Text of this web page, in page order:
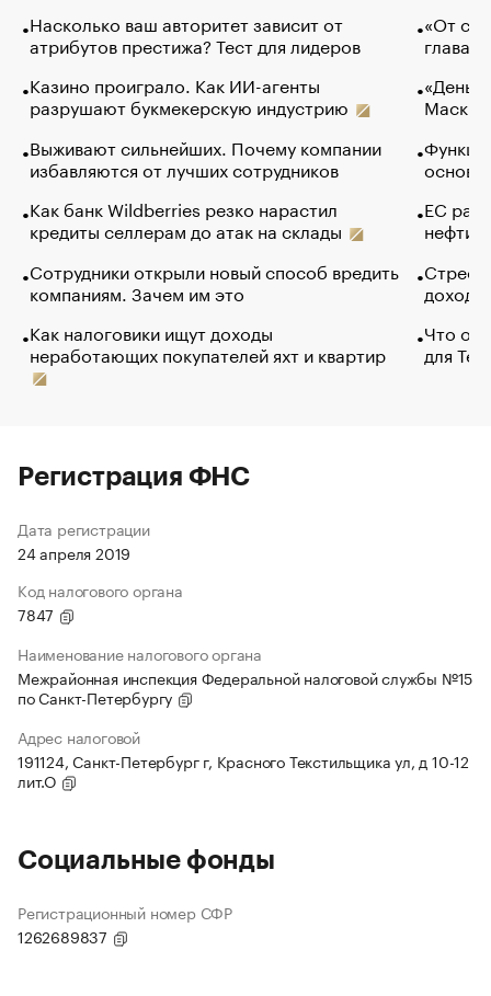
Насколько ваш авторитет зависит от
атрибутов престижа? Тест для лидеров
Казино проиграло. Как ИИ-агенты
разрушают букмекерскую индустрию
Выживают сильнейших. Почему компании
избавляются от лучших сотрудников
Как банк Wildberries резко нарастил
кредиты селлерам до атак на склады
Сотрудники открыли новый способ вредить
компаниям. Зачем им это
Как налоговики ищут доходы
неработающих покупателей яхт и квартир
«От
глава
Маск в
основ
ЕС
нефти
Что
для
Регистрация ФНС
Дата регистрации
24 апреля 2019
Код налогового органа
7847
Наименование налогового органа
Межрайонная инспекция Федеральной налоговой службы №15
по Санкт-Петербургу
Адрес налоговой
191124, Санкт-Петербург г, Красного Текстильщика ул, д 10-12
лит.О
Социальные фонды
Регистрационный номер СФР
1262689837